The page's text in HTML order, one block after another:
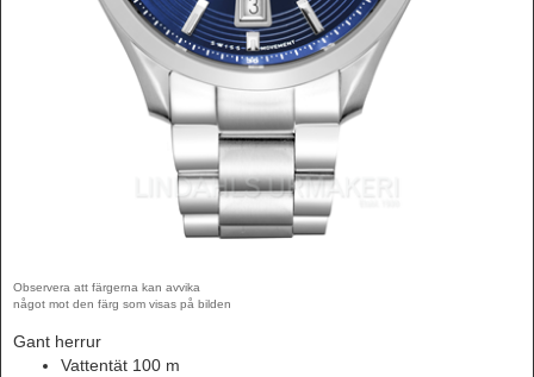
Observera att färgerna kan avvika
något mot den färg som visas på bilden
Gant herrur
Vattentät 100 m